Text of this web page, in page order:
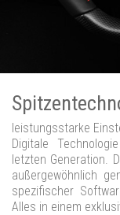
leistungsstarke
Digitale
letzten Generation.
außergewöhnlich
spezifischer
Alles in einem